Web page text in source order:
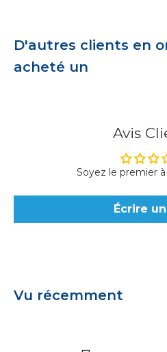
D'autres clients en
acheté un
Avis
Soyez le premier
Écrire
Vu récemment